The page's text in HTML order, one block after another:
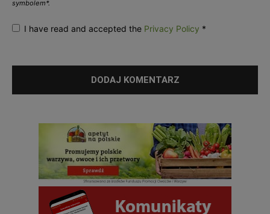
symbolem*.
I have read and accepted the Privacy Policy *